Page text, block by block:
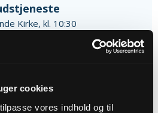
cookies
vores indhold og til
Kirke, kl. 10:30
AUG